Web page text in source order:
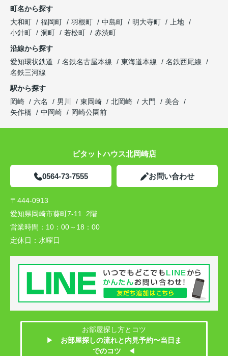
町名から探す
大和町
福岡町 羽根町 中島町 明大寺町
上地
小針町
洞町 若松町
赤渋町
沿線から探す
愛知環状鉄道
名鉄名古屋本線 東海道本線
名鉄西尾線
名鉄三河線
駅から探す
岡崎
六名 男川 東岡崎 北岡崎 大門
美合
矢作橋
中岡崎 岡崎公園前
ピタットハウス北岡崎店
0564-73-7555 お問い合わせ
〒444-0913
愛知県岡崎市葵町7-11 2階
営業時間： 10：00～18：00
定休日： 水曜日
お部屋探し方とコツ
▶
お部屋探しの流れと内見予約〜当日ま
でのコツ
◀